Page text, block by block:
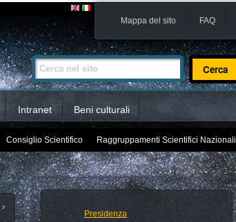
Mappa del sito FAQ
Cerca nel sito
Ricerca
avanzata…
Intranet Beni culturali
Consiglio Scientifico Raggruppamenti Scientifici Nazionali
›
Presidenza